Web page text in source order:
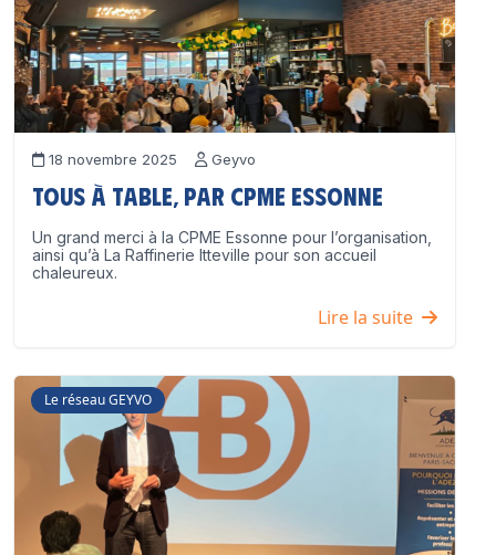
18 novembre 2025 Geyvo
Tous à table, par CPME Essonne
Un grand merci à la CPME Essonne pour l’organisation,
ainsi qu’à La Raffinerie Itteville pour son accueil
chaleureux.
Lire la suite
Le réseau GEYVO